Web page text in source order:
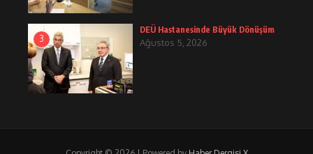
3
DEÜ Hastanesinde Büyük Dönüşüm
Ağustos 5, 2026